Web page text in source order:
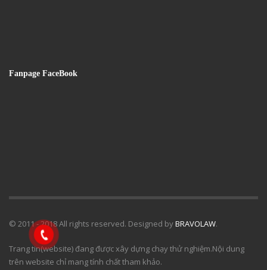
Fanpage FaceBook
© 2011 - 2018 All rights reserved. Designed byBRAVOLAW.
Trang tin(website) đang được xây dựng chạy thử nghiệm.Nội dung
trên website chỉ mang tính chất tham khảo.